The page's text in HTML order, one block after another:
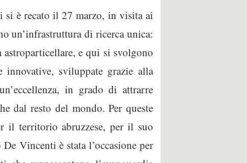
è recato il 27 marzo, in visita ai
un’infrastruttura di ricerca unica:
e qui si svolgono
sviluppate grazie alla
in grado di attrarre
dal resto del mondo. Per queste
il territorio abruzzese, per il suo
Vincenti è stata l’occasione per